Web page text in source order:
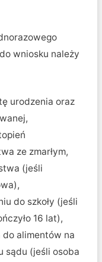
wniosku należy
urodzenia oraz
ze zmarłym,
(jeśli
do szkoły (jeśli
16 lat),
alimentów na
sądu (jeśli osoba